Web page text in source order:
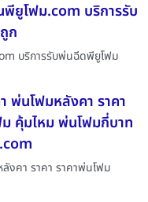
ยูโฟม.com บริการรับ
ก
บริการรับพ่นฉีดพียูโฟม
พ่นโฟมหลังคา ราคา
คุ้มไหม พ่นโฟมกี่บาท
งคา ราคา ราคาพ่นโฟม